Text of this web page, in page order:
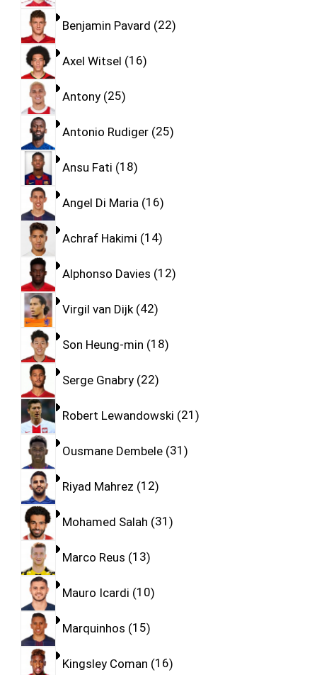
Benjamin Pavard 22
Axel Witsel 16
Antony 25
Antonio Rudiger 25
Ansu Fati 18
Angel Di Maria 16
Achraf Hakimi 14
Alphonso Davies 12
Virgil van Dijk 42
Son Heung-min 18
Serge Gnabry 22
Robert Lewandowski 21
Ousmane Dembele 31
Riyad Mahrez 12
Mohamed Salah 31
Marco Reus 13
Mauro Icardi 10
Marquinhos 15
Kingsley Coman 16